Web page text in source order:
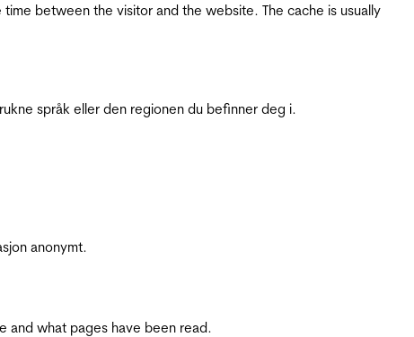
between the visitor and the website. The cache is usually
språk eller den regionen du befinner deg i.
anonymt.
and what pages have been read.